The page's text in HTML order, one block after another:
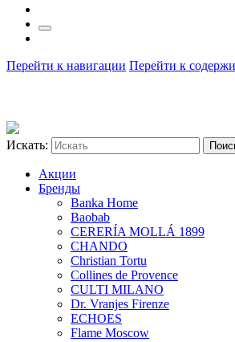
Перейти к навигации Перейти к
Искать:
Акции
Бренды
Banka Home
Baobab
CERERÍA MOLLÁ 1899
CHANDO
Christian Tortu
Collines de Provence
CULTI MILANO
Dr. Vranjes Firenze
ECHOES
Flame Moscow